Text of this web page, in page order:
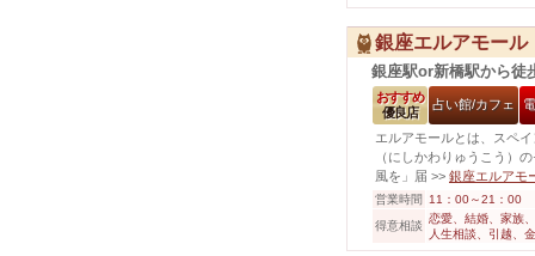
銀座エルアモール
銀座駅or新橋駅から徒
おすすめ
優良店
占い館/カフェ
エルアモールとは、スペ
（にしかわりゅうこう）
風を」届 >> 銀座エルアモ
営業時間
11：00～21：00
得意相談
恋愛、結婚、家族
人生相談、引越、